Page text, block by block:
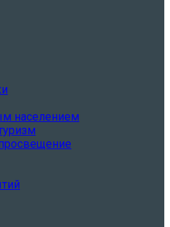
населением